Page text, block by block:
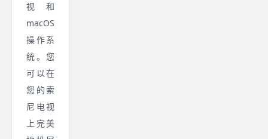
视和
macOS
操作系
统。您
可以在
您的索
尼电视
上完美